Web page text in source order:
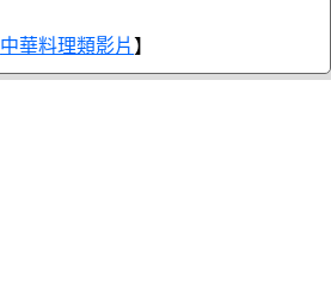
中華料理類影片 】